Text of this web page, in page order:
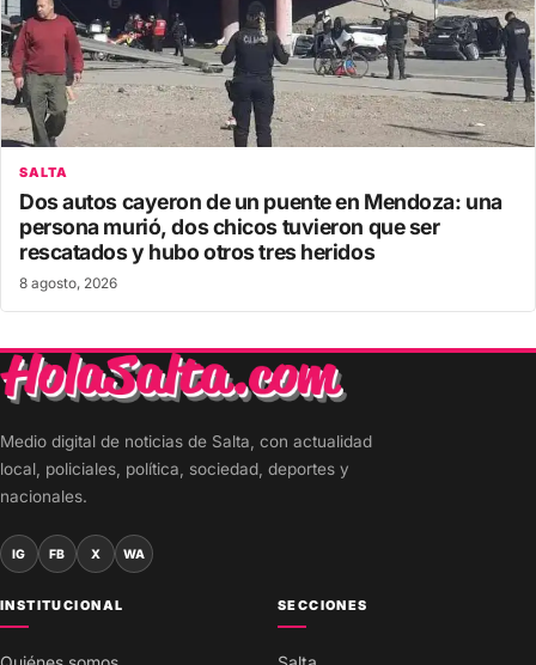
SALTA
Dos autos cayeron de un puente en Mendoza: una
persona murió, dos chicos tuvieron que ser
rescatados y hubo otros tres heridos
8 agosto, 2026
Medio digital de noticias de Salta, con actualidad
local, policiales, política, sociedad, deportes y
nacionales.
IG FB X WA
INSTITUCIONAL SECCIONES